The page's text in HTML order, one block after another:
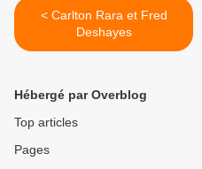
< Carlton Rara et Fred
Deshayes
Hébergé par Overblog
Top articles
Pages